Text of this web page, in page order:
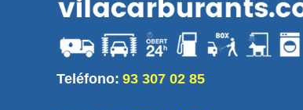
Teléfono: 93 307 02 85